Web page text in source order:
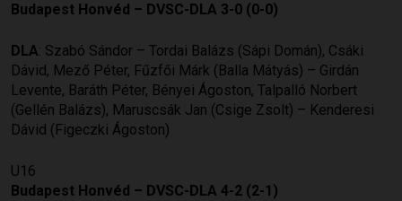
Budapest Honvéd – DVSC-DLA 3-0 (0-0)
DLA: Szabó Sándor – Tordai Balázs (Sápi Domán), Csáki
Dávid, Mező Péter, Fűzfői Márk (Balla Mátyás) – Girdán
Levente, Baráth Péter, Bényei Ágoston, Talpalló Norbert
(Gellén Balázs), Maruscsák Jan (Csige Zsolt) – Kenderesi
Dávid (Figeczki Ágoston)
U16
Budapest Honvéd – DVSC-DLA 4-2 (2-1)